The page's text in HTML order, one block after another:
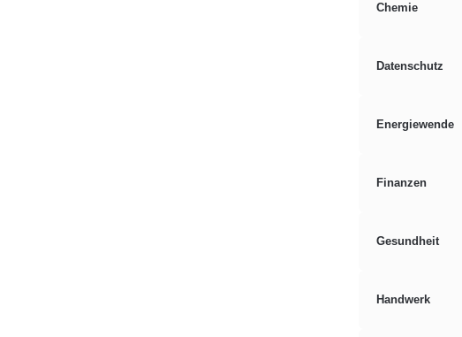
Chemie
Datenschutz
Energiewende
Finanzen
Gesundheit
Handwerk